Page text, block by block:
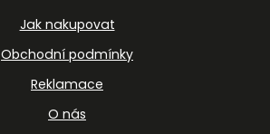
Jak nakupovat
Obchodní podmínky
Reklamace
O nás